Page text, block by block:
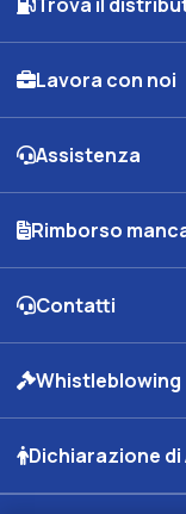
Lavora con noi
Assistenza
Rimborso
Contatti
Whistleblowing
Dichiarazione